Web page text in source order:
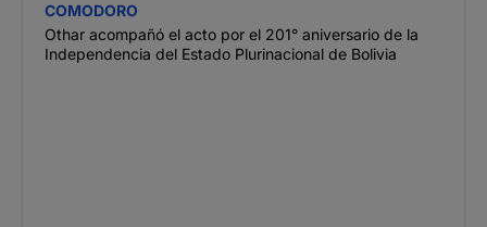
COMODORO
Othar acompañó el acto por el 201° aniversario de la
Independencia del Estado Plurinacional de Bolivia